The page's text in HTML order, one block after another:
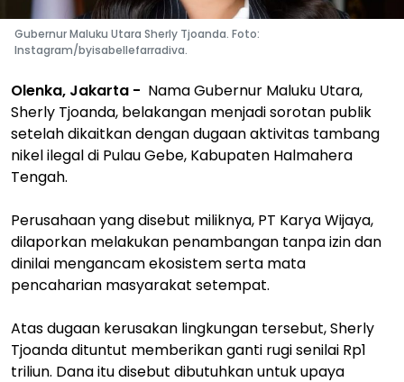
Gubernur Maluku Utara Sherly Tjoanda. Foto:
Instagram/byisabellefarradiva.
Olenka, Jakarta - Nama Gubernur Maluku Utara,
Sherly Tjoanda, belakangan menjadi sorotan publik
setelah dikaitkan dengan dugaan aktivitas tambang
nikel ilegal di Pulau Gebe, Kabupaten Halmahera
Tengah.
Perusahaan yang disebut miliknya, PT Karya Wijaya,
dilaporkan melakukan penambangan tanpa izin dan
dinilai mengancam ekosistem serta mata
pencaharian masyarakat setempat.
Atas dugaan kerusakan lingkungan tersebut, Sherly
Tjoanda dituntut memberikan ganti rugi senilai Rp1
triliun. Dana itu disebut dibutuhkan untuk upaya